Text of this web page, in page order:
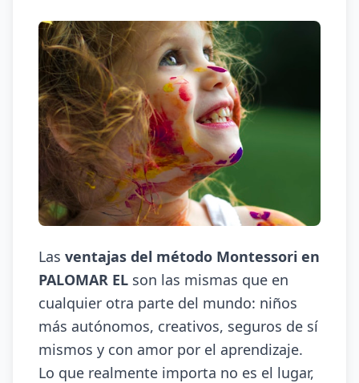
Las ventajas del método Montessori en
PALOMAR EL son las mismas que en
cualquier otra parte del mundo: niños
más autónomos, creativos, seguros de sí
mismos y con amor por el aprendizaje.
Lo que realmente importa no es el lugar,